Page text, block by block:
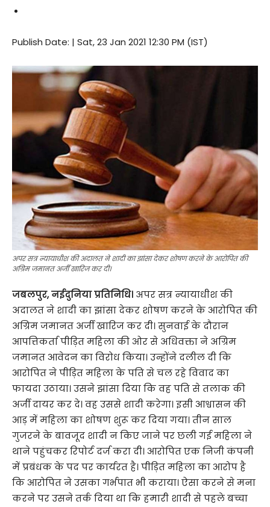
Publish Date: | Sat, 23 Jan 2021 12:30 PM (IST)
अपर सत्र न्यायाधीश की अदालत ने शादी का झांसा देकर शोषण करने के आरोपित की
अग्रिम जमानत अर्जी खारिज कर दी।
जबलपुर, नईदुनिया प्रतिनिधि। अपर सत्र न्यायाधीश की
अदालत ने शादी का झांसा देकर शोषण करने के आरोपित की
अग्रिम जमानत अर्जी खारिज कर दी। सुनवाई के दौरान
आपत्तिकर्ता पीड़ित महिला की ओर से अधिवक्ता ने अग्रिम
जमानत आवेदन का विरोध किया। उन्होंने दलील दी कि
आरोपित ने पीड़ित महिला के पति से चल रहे विवाद का
फायदा उठाया। उसने झांसा दिया कि वह पति से तलाक की
अर्जी दायर कर दे। वह उससे शादी करेगा। इसी आश्वासन की
आड़ में महिला का शोषण शुरू कर दिया गया। तीन साल
गुजरने के बावजूद शादी न किए जाने पर छली गई महिला ने
थाने पहुंचकर रिपोर्ट दर्ज करा दी। आरोपित एक निजी कंपनी
में प्रबंधक के पद पर कार्यरत है। पीड़ित महिला का आरोप है
कि आरोपित ने उसका गर्भपात भी कराया। ऐसा करने से मना
करने पर उसने तर्क दिया था कि हमारी शादी से पहले बच्चा